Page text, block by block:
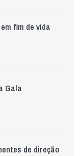
fim de vida
Gala
de direção